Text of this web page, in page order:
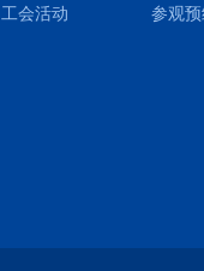
工会活动 参观预